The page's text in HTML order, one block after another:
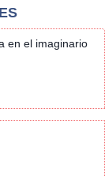
en el imaginario